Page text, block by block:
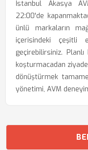
İstanbul Akasya
22:00'de
ünlü markaların
içerisindeki çeşitli
geçirebilirsiniz.
koşturmacadan
dönüştürmek
yönetimi, AVM